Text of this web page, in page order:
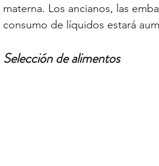
materna. Los ancianos, las
consumo de líquidos estará
Selección de alimentos